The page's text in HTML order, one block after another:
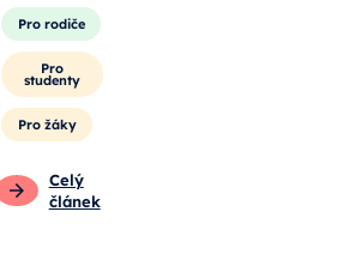
Pro rodiče
Pro
studenty
Pro žáky
Celý
článek